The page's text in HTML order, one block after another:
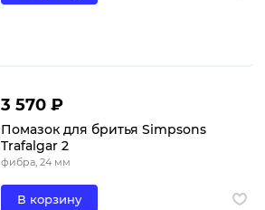
3 570 ₽
Помазок для бритья Simpsons
Trafalgar 2
фибра, 24 мм
В корзину